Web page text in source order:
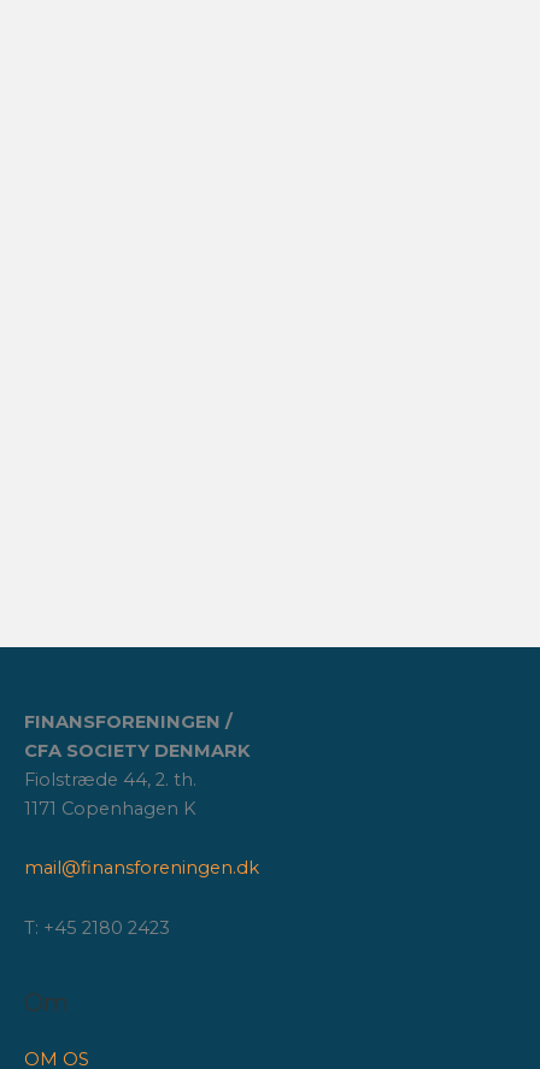
FINANSFORENINGEN /
CFA SOCIETY DENMARK
Fiolstræde 44, 2. th.
1171 Copenhagen K
mail@finansforeningen.dk
T: +45 2180 2423
Om
OM OS